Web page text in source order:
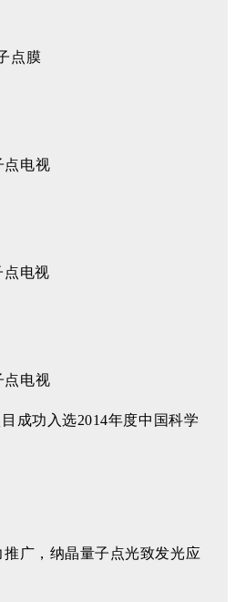
点膜
点电视
点电视
点电视
成功入选2014年度中国科学
广，纳晶量子点光致发光应